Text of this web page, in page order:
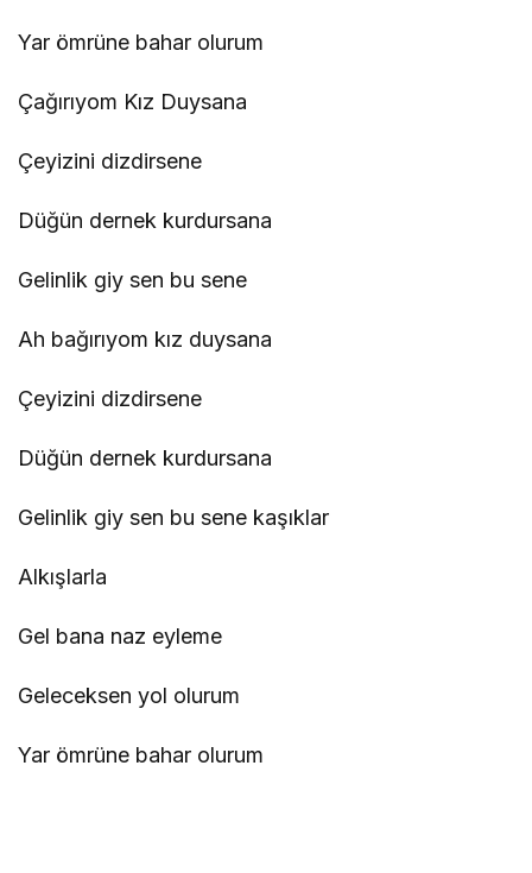
Yar ömrüne bahar olurum
Çağırıyom Kız Duysana
Çeyizini dizdirsene
Düğün dernek kurdursana
Gelinlik giy sen bu sene
Ah bağırıyom kız duysana
Çeyizini dizdirsene
Düğün dernek kurdursana
Gelinlik giy sen bu sene kaşıklar
Alkışlarla
Gel bana naz eyleme
Geleceksen yol olurum
Yar ömrüne bahar olurum